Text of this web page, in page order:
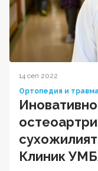
14 сеп 2022
Ортопедия и
Клиник